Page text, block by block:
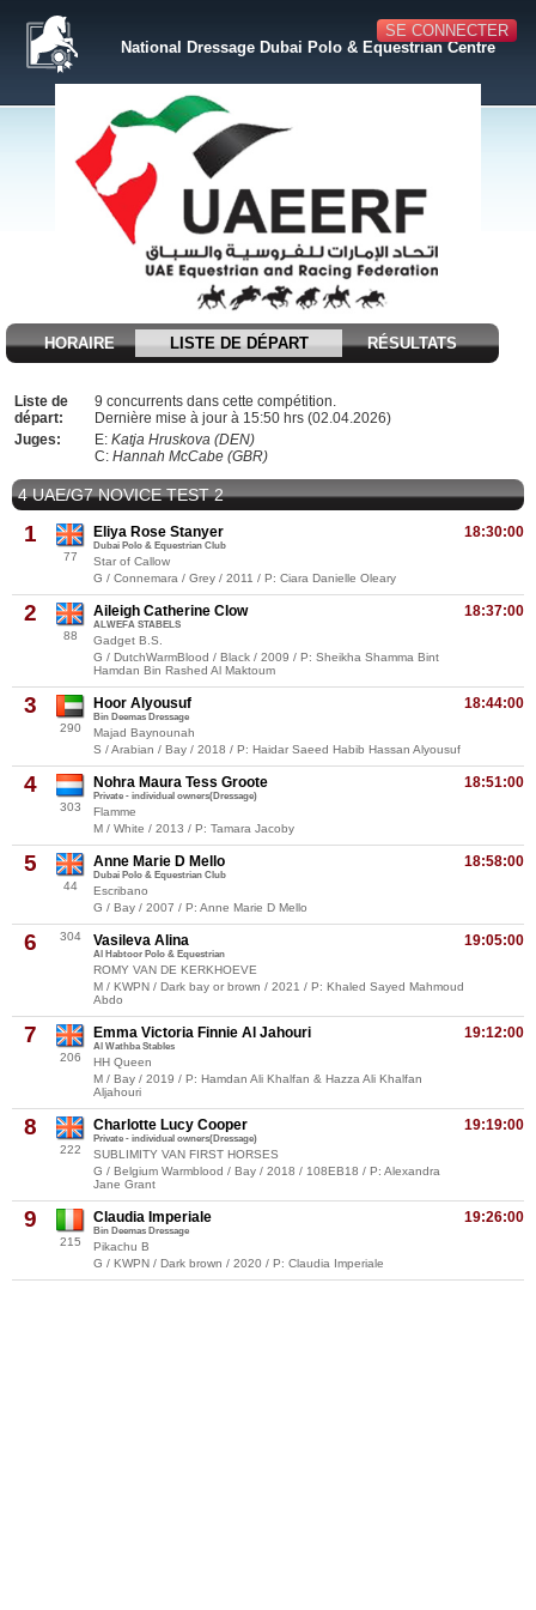
SE CONNECTER
National Dressage Dubai Polo & Equestrian Centre
HORAIRE LISTE DE DÉPART RÉSULTATS
Liste de
départ:
9 concurrents dans cette compétition.
Dernière mise à jour à 15:50 hrs (02.04.2026)
Juges:
E: Katja Hruskova (DEN)
C: Hannah McCabe (GBR)
4 UAE/G7 NOVICE TEST 2
1
77
18:30:00
Eliya Rose Stanyer
Dubai Polo & Equestrian Club
Star of Callow
G / Connemara / Grey / 2011 / P: Ciara Danielle Oleary
2
88
18:37:00
Aileigh Catherine Clow
ALWEFA STABELS
Gadget B.S.
G / DutchWarmBlood / Black / 2009 / P: Sheikha Shamma Bint
Hamdan Bin Rashed Al Maktoum
3
290
18:44:00
Hoor Alyousuf
Bin Deemas Dressage
Majad Baynounah
S / Arabian / Bay / 2018 / P: Haidar Saeed Habib Hassan Alyousuf
4
303
18:51:00
Nohra Maura Tess Groote
Private - individual owners(Dressage)
Flamme
M / White / 2013 / P: Tamara Jacoby
5
44
18:58:00
Anne Marie D Mello
Dubai Polo & Equestrian Club
Escribano
G / Bay / 2007 / P: Anne Marie D Mello
6 304 19:05:00
Vasileva Alina
Al Habtoor Polo & Equestrian
ROMY VAN DE KERKHOEVE
M / KWPN / Dark bay or brown / 2021 / P: Khaled Sayed Mahmoud
Abdo
7
206
19:12:00
Emma Victoria Finnie Al Jahouri
Al Wathba Stables
HH Queen
M / Bay / 2019 / P: Hamdan Ali Khalfan & Hazza Ali Khalfan
Aljahouri
8
222
19:19:00
Charlotte Lucy Cooper
Private - individual owners(Dressage)
SUBLIMITY VAN FIRST HORSES
G / Belgium Warmblood / Bay / 2018 / 108EB18 / P: Alexandra
Jane Grant
9
215
19:26:00
Claudia Imperiale
Bin Deemas Dressage
Pikachu B
G / KWPN / Dark brown / 2020 / P: Claudia Imperiale